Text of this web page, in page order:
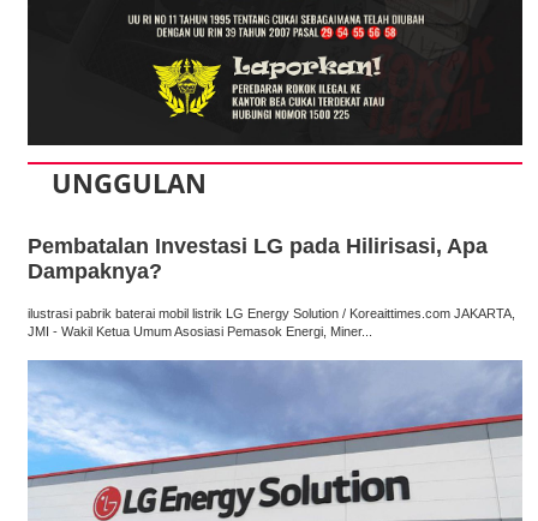
UNGGULAN
Pembatalan Investasi LG pada Hilirisasi, Apa
Dampaknya?
ilustrasi pabrik baterai mobil listrik LG Energy Solution / Koreaittimes.com JAKARTA,
JMI - Wakil Ketua Umum Asosiasi Pemasok Energi, Miner...